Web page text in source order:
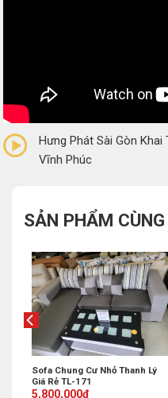
(0 Reviews)
Hưng Phát Sài Gòn
Vĩnh Phúc
SẢN PHẨM
Sofa Chung Cư Nhỏ Thanh Lý
Giá Rẻ TL-171
Original
5,800,000₫
Current